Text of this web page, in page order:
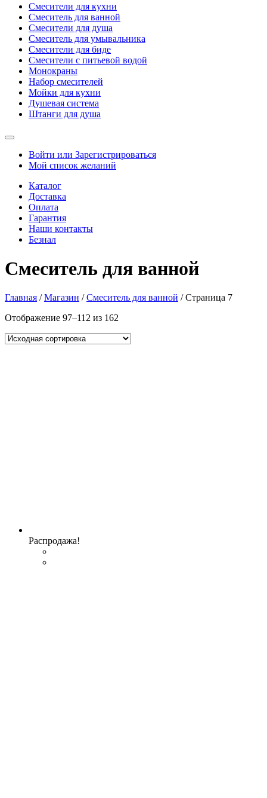
Смесители для кухни
Смеситель для ванной
Смесители для душа
Смеситель для умывальника
Смесители для биде
Смесители с питьевой водой
Монокраны
Набор смесителей
Мойки для кухни
Душевая система
Штанги для душа
Войти или Зарегистрироваться
Мой список желаний
Каталог
Доставка
Оплата
Гарантия
Наши контакты
Безнал
Смеситель для ванной
Главная /Магазин /Смеситель для ванной / Страница 7
Отображение 97–112 из 162
Распродажа!